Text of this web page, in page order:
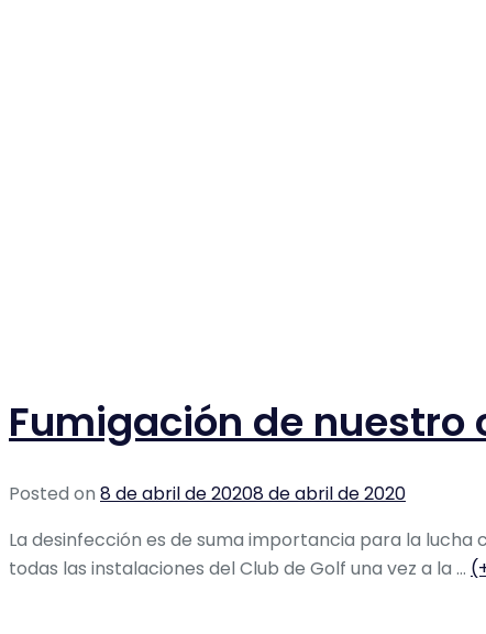
Fumigación de nuestro
Posted on 8 de abril de 20208 de abril de 2020
La desinfección es de suma importancia para la
todas las instalaciones del Club de Golf una vez a la …